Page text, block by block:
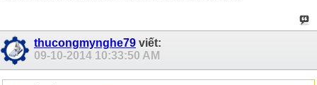
thucongmynghe79 viết:
09-10-2014 10:33:50 AM